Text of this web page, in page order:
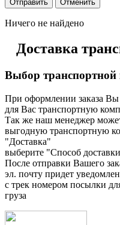
Ничего не найдено
Доставка
Выбор
При оформлении заказа
для Вас транспортную
Так же наш менеджер
выгодную транспортную
"Доставка"
выберите "Способ
После отправки Вашего
эл. почту придет
с трек номером посылки
груза